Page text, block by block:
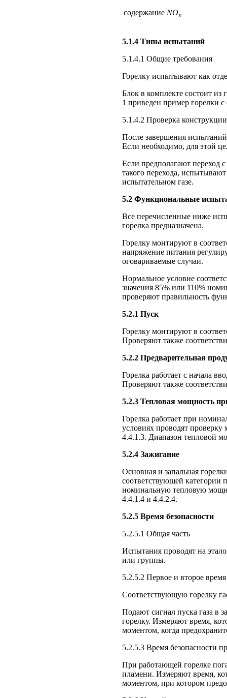
содержание NOx
5.1.4 Типы испытаний
5.1.4.1 Общие требования
Горелку испытывают как
Блок в комплекте состоит из
1 приведен пример горелки с
5.1.4.2 Проверка конструкции
После завершения
Если необходимо, для этой
Если предполагают переход
такого перехода,
испытательном газе.
5.2 Функциональные
Все перечисленные ниже
горелка предназначена.
Горелку монтируют в
напряжение питания
оговариваемые случаи.
Нормальное условие
значения 85% или 110%
проверяют правильность
5.2.1 Пуск
Горелку монтируют в
Проверяют также
5.2.2 Предварительная
Горелка работает с начала
Проверяют также
5.2.3 Тепловая мощность
Горелка работает при
условиях проводят
4.4.1.3. Диапазон тепловой
5.2.4 Зажигание
Основная и запальная
соответствующей категории
номинальную тепловую
4.4.1.4 и 4.4.2.4.
5.2.5 Время безопасности
5.2.5.1 Общая часть
Испытания проводят на
или группы.
5.2.5.2 Первое и второе
Соответствующую горелку
Подают сигнал пуска газа в
горелку. Измеряют время,
моментом, когда
5.2.5.3 Время безопасности
При работающей горелке
пламени. Измеряют время,
моментом, при котором